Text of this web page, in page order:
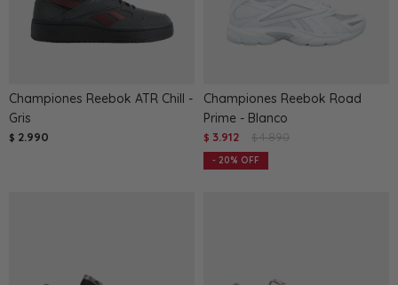
Championes Reebok ATR Chill -
Gris
$ 2.990
Championes Reebok Road
Prime - Blanco
$ 3.912 $ 4.890
20